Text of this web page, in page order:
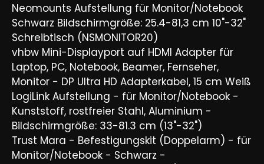
Neomounts Aufstellung für Monitor/Notebook
Schwarz Bildschirmgröße: 25.4-81,3 cm 10"-32"
Schreibtisch (NSMONITOR20)
vhbw Mini-Displayport auf HDMI Adapter für
Laptop, PC, Notebook, Beamer, Fernseher,
Monitor - DP Ultra HD Adapterkabel, 15 cm Weiß
LogiLink Aufstellung - für Monitor/Notebook -
Kunststoff, rostfreier Stahl, Aluminium -
Bildschirmgröße: 33-81.3 cm (13"-32")
Trust Mara - Befestigungskit (Doppelarm) - für
Monitor/Notebook - Schwarz -